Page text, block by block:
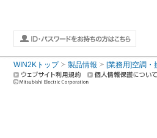
WIN2Kトップ 製品情報 [業務用]空調・